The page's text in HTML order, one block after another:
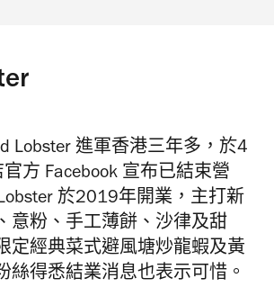
Lobster 進軍香港三年多，於4
方 Facebook 宣布已結束營
於2019年開業， 主打 新
意粉、手工薄餅、沙律及甜
定經典菜式避風塘炒龍蝦及黃
絲得悉結業消息也表示可惜。